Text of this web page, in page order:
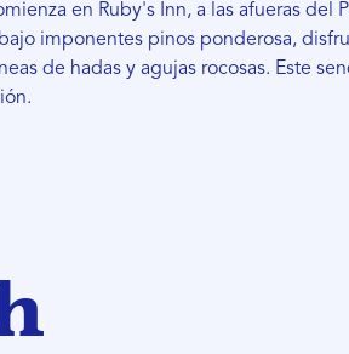
en Ruby's Inn, a las afueras del
imponentes pinos ponderosa,
de hadas y agujas rocosas. Este